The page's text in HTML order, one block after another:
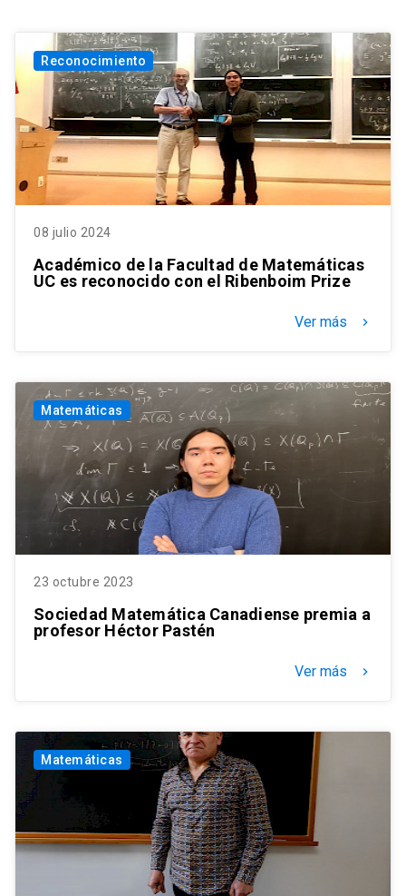
Reconocimiento
08 julio 2024
Académico de la Facultad de Matemáticas
UC es reconocido con el Ribenboim Prize
Ver más keyboard_arrow_right
Matemáticas
23 octubre 2023
Sociedad Matemática Canadiense premia a
profesor Héctor Pastén
Ver más keyboard_arrow_right
Matemáticas